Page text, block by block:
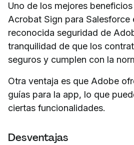
Uno de los mejores
Acrobat Sign para Salesforce
reconocida seguridad de
tranquilidad de que los
seguros y cumplen con la
Otra ventaja es que Adobe
guías para la app, lo que
ciertas funcionalidades.
Desventajas